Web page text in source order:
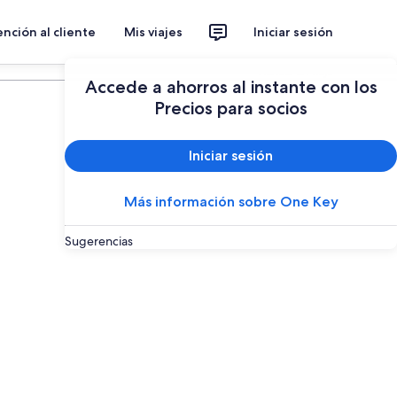
al cliente Mis viajes Iniciar sesión
Accede a ahorros al instante con los
Precios para socios
Iniciar sesión
Más información sobre One Key
Sugerencias